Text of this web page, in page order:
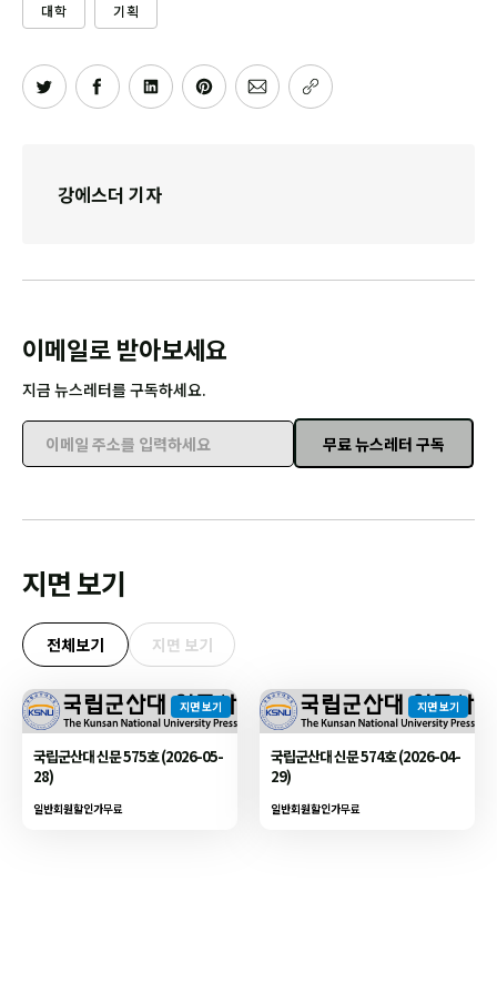
대학 기획
강에스더 기자
이메일로 받아보세요
지금 뉴스레터를 구독하세요.
이메일 주소를 입력하세요
무료 뉴스레터 구독
지면 보기
전체보기 지면 보기
지면 보기
국립군산대 신문 575호 (2026-05-
28)
일반회원할인가무료
지면 보기
국립군산대 신문 574호 (2026-04-
29)
일반회원할인가무료